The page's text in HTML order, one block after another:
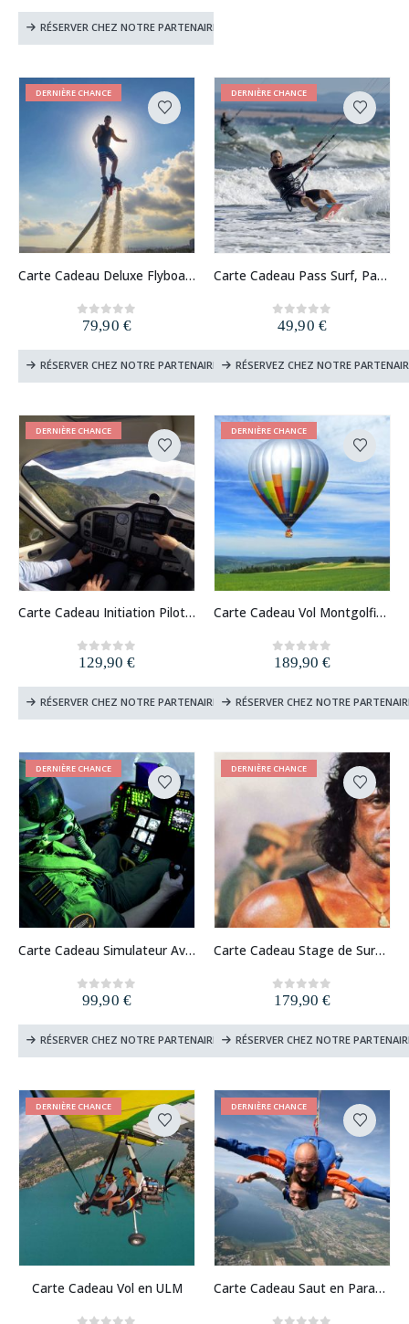
RÉSERVER CHEZ NOTRE PARTENAIRE
DERNIÈRE CHANCE
Carte Cadeau Deluxe Flyboard et Jet Ski
0out of 5
79,90 €
RÉSERVER CHEZ NOTRE PARTENAIRE
DERNIÈRE CHANCE
Carte Cadeau Pass Surf, Paddle, Kitesurf
0out of 5
49,90 €
RÉSERVEZ CHEZ NOTRE
DERNIÈRE CHANCE
Carte Cadeau Initiation Pilotage d’Avion
0 out of 5
129,90€
RÉSERVER CHEZ NOTRE PARTENAIRE
DERNIÈRE CHANCE
Carte Cadeau Vol Montgolfière (France)
0 out of 5
189,90€
RÉSERVER CHEZ NOTRE
DERNIÈRE CHANCE
Carte Cadeau Simulateur Avion de Chasse
0out of 5
99,90 €
RÉSERVER CHEZ NOTRE PARTENAIRE
DERNIÈRE CHANCE
Carte Cadeau Stage de Survie
0 out of 5
179,90€
RÉSERVER CHEZ NOTRE
DERNIÈRE CHANCE
Carte Cadeau Vol en ULM
DERNIÈRE CHANCE
Carte Cadeau Saut en Parachute